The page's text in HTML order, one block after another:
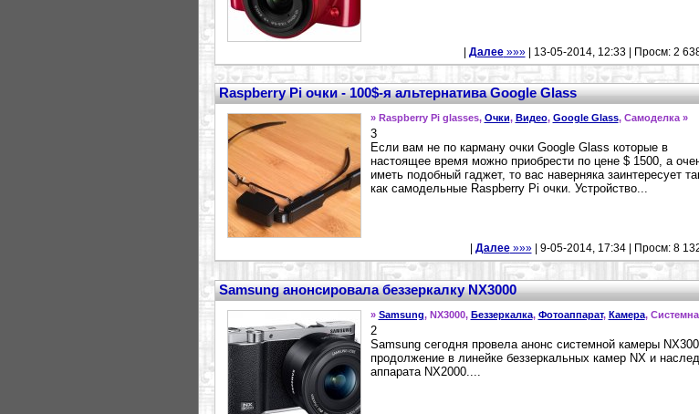
Далее»»»| 13-05-2014, 12:33 | Просм: 2
Raspberry Pi очки - 100$-я альтернатива Google Glass
» Raspberry Pi glasses, Очки, Видео, Google Glass, Самоделка »
3
Если вам не по карману очки Google Glass которые в
настоящее время можно приобрести по цене $ 1500, а
иметь подобный гаджет, то вас наверняка заинтересует
как самодельные Raspberry Pi очки. Устройство...
Далее»»»| 9-05-2014, 17:34 | Просм: 8
Samsung анонсировала беззеркалку NX3000
» Samsung, NX3000, Беззеркалка, Фотоаппарат, Камера,
2
Samsung сегодня провела анонс системной камеры
продолжение в линейке беззеркальных камер NX и
аппарата NX2000....